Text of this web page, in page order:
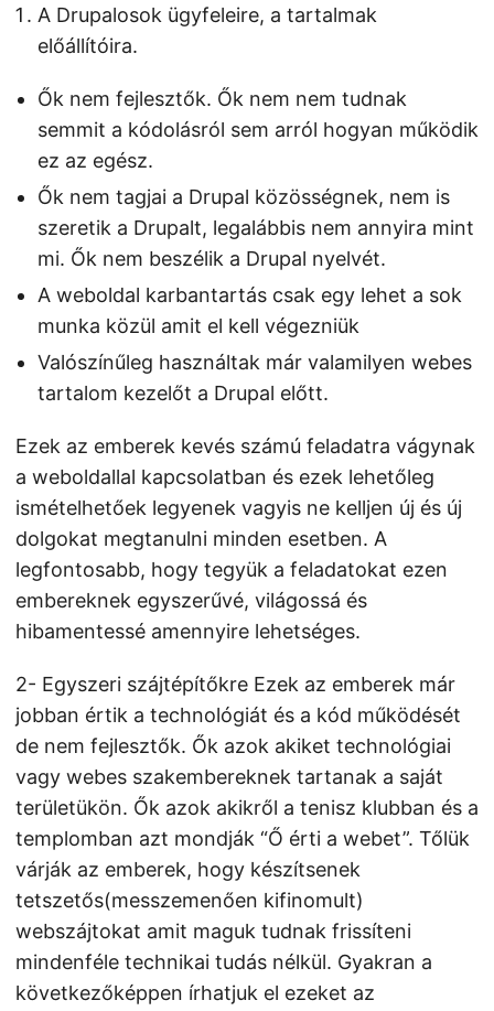
A Drupalosok ügyfeleire, a tartalmak
előállítóira.
Ők nem fejlesztők. Ők nem nem tudnak
semmit a kódolásról sem arról hogyan működik
ez az egész.
Ők nem tagjai a Drupal közösségnek, nem is
szeretik a Drupalt, legalábbis nem annyira mint
mi. Ők nem beszélik a Drupal nyelvét.
A weboldal karbantartás csak egy lehet a sok
munka közül amit el kell végezniük
Valószínűleg használtak már valamilyen webes
tartalom kezelőt a Drupal előtt.
Ezek az emberek kevés számú feladatra vágynak
a weboldallal kapcsolatban és ezek lehetőleg
ismételhetőek legyenek vagyis ne kelljen új és új
dolgokat megtanulni minden esetben. A
legfontosabb, hogy tegyük a feladatokat ezen
embereknek egyszerűvé, világossá és
hibamentessé amennyire lehetséges.
2- Egyszeri szájtépítőkre Ezek az emberek már
jobban értik a technológiát és a kód működését
de nem fejlesztők. Ők azok akiket technológiai
vagy webes szakembereknek tartanak a saját
területükön. Ők azok akikről a tenisz klubban és a
templomban azt mondják “Ő érti a webet”. Tőlük
várják az emberek, hogy készítsenek
tetszetős(messzemenően kifinomult)
webszájtokat amit maguk tudnak frissíteni
mindenféle technikai tudás nélkül. Gyakran a
következőképpen írhatjuk el ezeket az